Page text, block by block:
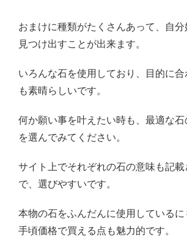
おまけに種類がたくさんあって、自
見つけ出すことが出来ます。
いろんな石を使用しており、目的に
も素晴らしいです。
何か願い事を叶えたい時も、最適な
を選んでみてください。
サイト上でそれぞれの石の意味も記
で、選びやすいです。
本物の石をふんだんに使用している
手頃価格で買える点も魅力的です。